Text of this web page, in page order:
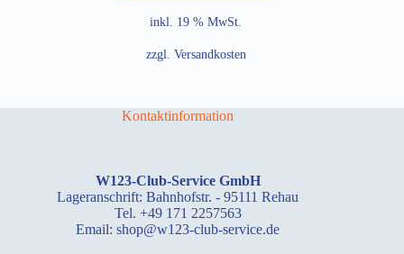
inkl. 19 % MwSt.
zzgl. Versandkosten
Kontaktinformation
W123-Club-Service GmbH
Lageranschrift: Bahnhofstr. - 95111 Rehau
Tel. +49 171 2257563
Email: shop@w123-club-service.de